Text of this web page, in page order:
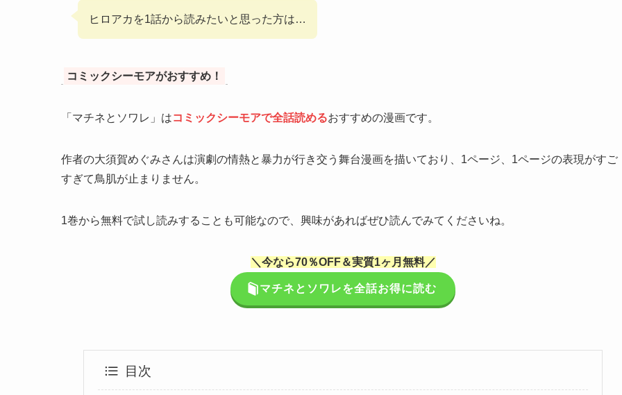
ヒロアカを1話から読みたいと思った方は…
コミックシーモアがおすすめ！
「マチネとソワレ」はコミックシーモアで全話読めるおすすめの漫画です。
作者の大須賀めぐみさんは演劇の情熱と暴力が行き交う舞台漫画を描いており、1ページ、1ページの表現がすご
すぎて鳥肌が止まりません。
1巻から無料で試し読みすることも可能なので、興味があればぜひ読んでみてくださいね。
＼今なら70％OFF＆実質1ヶ月無料／
マチネとソワレを全話お得に読む
目次